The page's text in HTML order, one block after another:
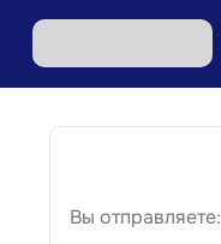
Вы отправляете: